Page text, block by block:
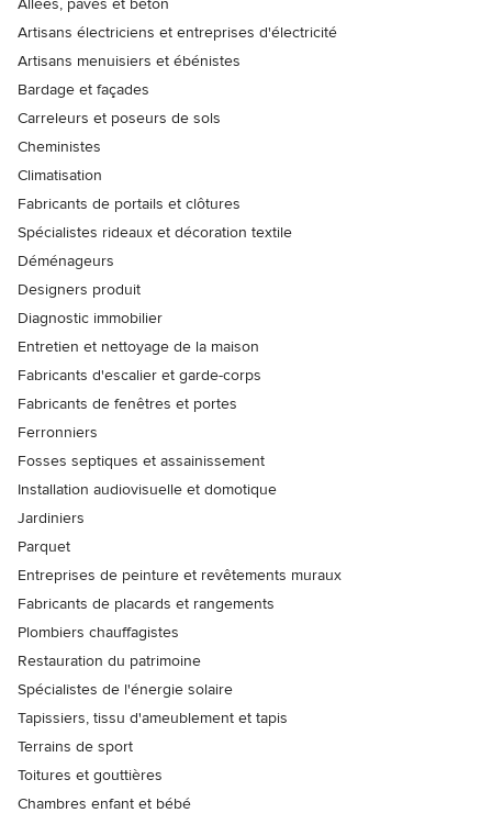
Allées, pavés et béton
Artisans électriciens et entreprises d'électricité
Artisans menuisiers et ébénistes
Bardage et façades
Carreleurs et poseurs de sols
Cheministes
Climatisation
Fabricants de portails et clôtures
Spécialistes rideaux et décoration textile
Déménageurs
Designers produit
Diagnostic immobilier
Entretien et nettoyage de la maison
Fabricants d'escalier et garde-corps
Fabricants de fenêtres et portes
Ferronniers
Fosses septiques et assainissement
Installation audiovisuelle et domotique
Jardiniers
Parquet
Entreprises de peinture et revêtements muraux
Fabricants de placards et rangements
Plombiers chauffagistes
Restauration du patrimoine
Spécialistes de l'énergie solaire
Tapissiers, tissu d'ameublement et tapis
Terrains de sport
Toitures et gouttières
Chambres enfant et bébé